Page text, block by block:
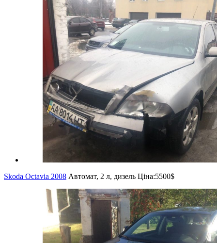
Skoda Octavia 2008 Автомат, 2 л, дизель Ціна:5500$